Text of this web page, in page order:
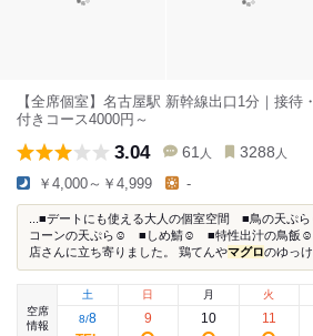
【全席個室】名古屋駅 新幹線出口1分｜接待
付きコース4000円～
3.04 61 人 3288 人
￥4,000～￥4,999 -
...■デートにも使える大人の個室空間 ■鳥の天
コーンの天ぷら☺︎ ■しめ鯖☺︎ ■特性出汁の鳥飯
店さんに立ち寄りました。 鶏てんやマグロのゆっけ
空席
情報
土
8/8
日
9
月
10
火
11